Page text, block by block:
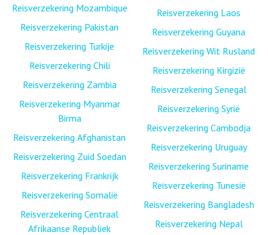
Reisverzekering Mozambique
Reisverzekering Pakistan
Reisverzekering Turkije
Reisverzekering Chili
Reisverzekering Zambia
Reisverzekering Myanmar
Birma
Reisverzekering Afghanistan
Reisverzekering Zuid Soedan
Reisverzekering Frankrijk
Reisverzekering Somalië
Reisverzekering Centraal
Afrikaanse Republiek
Reisverzekering Laos
Reisverzekering Guyana
Reisverzekering Wit Rusland
Reisverzekering Kirgizië
Reisverzekering Senegal
Reisverzekering Syrië
Reisverzekering Cambodja
Reisverzekering Uruguay
Reisverzekering Suriname
Reisverzekering Tunesië
Reisverzekering Bangladesh
Reisverzekering Nepal